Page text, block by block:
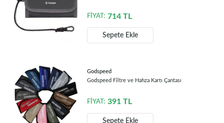
FİYAT: 714 TL
Sepete Ekle
Godspeed
Godspeed Filtre ve Hafıza Kartı Çantası
FİYAT: 391 TL
Sepete Ekle